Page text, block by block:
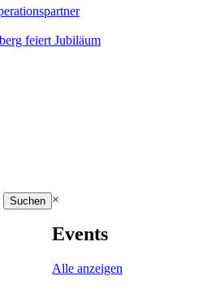
feiert Jubiläum
×
Events
Alle anzeigen